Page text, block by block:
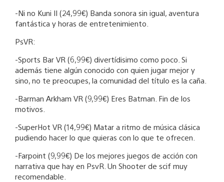
-Ni no Kuni II (24,99€) Banda sonora sin igual, aventura
fantástica y horas de entretenimiento.
PsVR:
-Sports Bar VR (6,99€) divertídisimo como poco. Si
además tiene algún conocido con quien jugar mejor y
sino, no te preocupes, la comunidad del título es la caña.
-Barman Arkham VR (9,99€) Eres Batman. Fin de los
motivos.
-SuperHot VR (14,99€) Matar a ritmo de música clásica
pudiendo hacer lo que quieras con lo que te ofrecen.
-Farpoint (9,99€) De los mejores juegos de acción con
narrativa que hay en PsvR. Un Shooter de scif muy
recomendable.